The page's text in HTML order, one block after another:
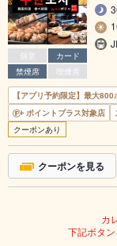
個室
カード
禁煙席
喫煙席
【アプリ予約限定】最大
ポイントプラス対象店
クーポンあり
クーポンを見る
カ
下記ボタ